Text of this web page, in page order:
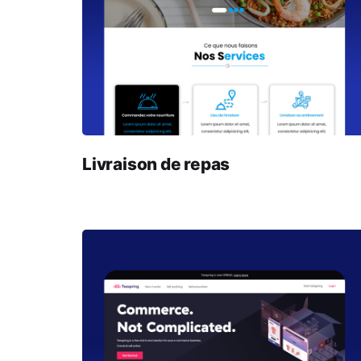
Livraison de repas